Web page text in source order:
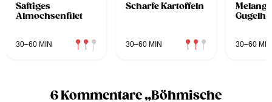
Saftiges
Almochsenfilet
30–60 MIN
Scharfe Kartoffeln
30–60 MIN 30–60 MIN
6 Kommentare „Böhmische